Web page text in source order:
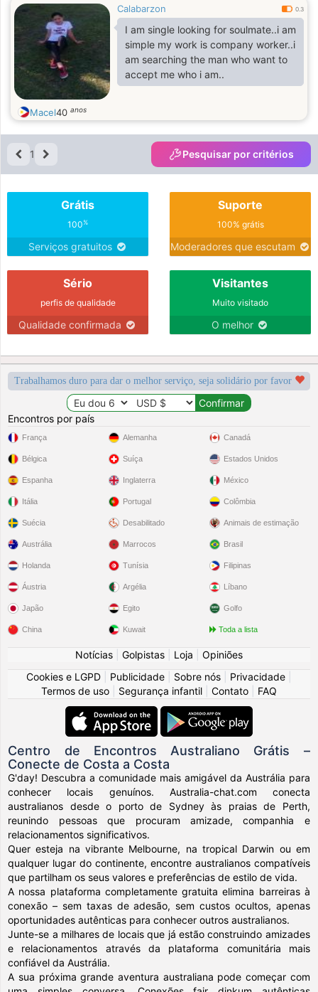
Calabarzon 0.3
I am single looking for soulmate..i am
simple my work is company worker..i
am searching the man who want to
accept me who i am..
Macel40 anos
1 Pesquisar por critérios
Grátis
100%
Serviços gratuitos
Suporte
100% grátis
Moderadores que escutam
Sério
perfis de qualidade
Qualidade confirmada
Visitantes
Muito visitado
O melhor
Trabalhamos duro para dar o melhor serviço, seja solidário por favor
Encontros por país
França
Bélgica
Espanha
Itália
Suécia
Alemanha
Suíça
Inglaterra
Portugal
Desabilitado
Canadá
Estados Unidos
México
Colômbia
Animais de estimação
Austrália
Holanda
Áustria
Japão
China
Marrocos
Tunísia
Argélia
Egito
Kuwait
Brasil
Filipinas
Líbano
Golfo
Toda a lista
Notícias Golpistas Loja
Opiniões
Cookies e LGPD
Publicidade Sobre nós Privacidade
Termos de uso
Segurança infantil Contato FAQ
Centro de Encontros Australiano Grátis –
Conecte de Costa a Costa
G'day! Descubra a comunidade mais amigável da Austrália para
conhecer locais genuínos. Australia-chat.com conecta
australianos desde o porto de Sydney às praias de Perth,
reunindo pessoas que procuram amizade, companhia e
relacionamentos significativos.
Quer esteja na vibrante Melbourne, na tropical Darwin ou em
qualquer lugar do continente, encontre australianos compatíveis
que partilham os seus valores e preferências de estilo de vida.
A nossa plataforma completamente gratuita elimina barreiras à
conexão – sem taxas de adesão, sem custos ocultos, apenas
oportunidades autênticas para conhecer outros australianos.
Junte-se a milhares de locais que já estão construindo amizades
e relacionamentos através da plataforma comunitária mais
confiável da Austrália.
A sua próxima grande aventura australiana pode começar com